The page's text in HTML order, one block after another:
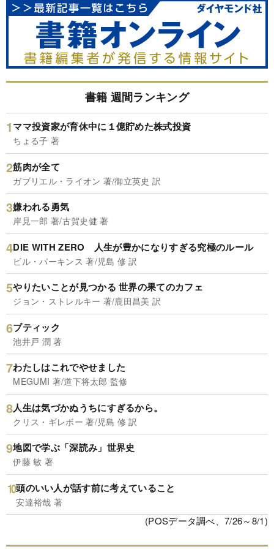
書籍 週間ランキング
ママ投資家が育休中に１億貯めた株式投資
ちょる子 著
筋肉が全て
ガブリエル・ライオン 著/御立英史 訳
嫌われる勇気
岸見一郎 著/古賀史健 著
DIE WITH ZERO 人生が豊かになりすぎる究極のルール
ビル・パーキンス 著/児島 修 訳
やりたいことが見つかる 世界の果てのカフェ
ジョン・ストレルキー 著/鹿田昌美 訳
ブティック
池井戸 潤 著
わたしはこれでやせました
MEGUMI 著/道下将太郎 監修
人生は気づかぬうちにすぎるから。
クリス・ギレボー 著/児島 修 訳
地図で学ぶ「深読み」世界史
伊藤 敏 著
頭のいい人が話す前に考えていること
安達裕哉 著
(POSデータ調べ、7/26～8/1)